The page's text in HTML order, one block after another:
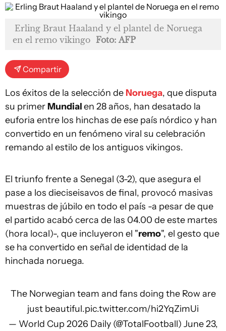
Erling Braut Haaland y el plantel de Noruega
en el remo vikingo Foto: AFP
Compartir
Los éxitos de la selección de Noruega, que disputa
su primer Mundialen 28 años, han desatado la
euforia entre los hinchas de ese país nórdico y han
convertido en un fenómeno viral su celebración
remando al estilo de los antiguos vikingos.
El triunfo frente a Senegal (3-2), que asegura el
pase a los dieciseisavos de final, provocó masivas
muestras de júbilo en todo el país -a pesar de que
el partido acabó cerca de las 04.00 de este martes
(hora local)-, que incluyeron el "remo", el gesto que
se ha convertido en señal de identidad de la
hinchada noruega.
The Norwegian team and fans doing the Row are
just beautiful.pic.twitter.com/hi2YqZimUi
— World Cup 2026 Daily (@TotalFootball) June 23,